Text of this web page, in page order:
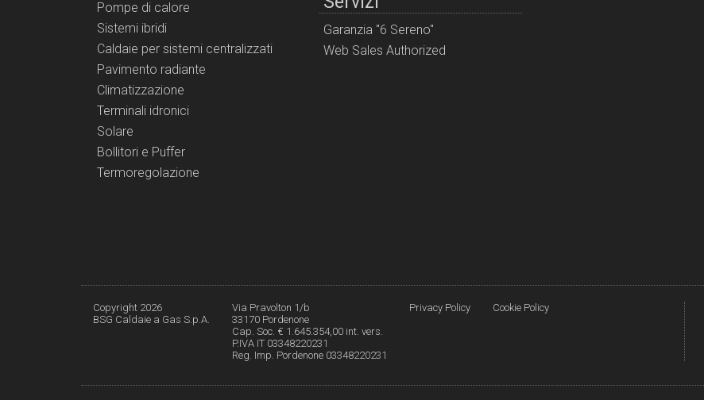
Pompe di calore
Sistemi ibridi
Caldaie per sistemi centralizzati
Pavimento radiante
Climatizzazione
Terminali idronici
Solare
Bollitori e Puffer
Termoregolazione
Garanzia "6 Sereno"
Web Sales Authorized
Copyright 2026
BSG Caldaie a Gas S.p.A.
Via Pravolton 1/b
33170 Pordenone
Cap. Soc. € 1.645.354,00 int. vers.
P.IVA IT 03348220231
Reg. Imp. Pordenone 03348220231
Privacy Policy Cookie Policy